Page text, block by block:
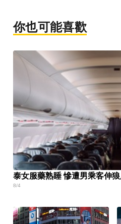
你也可能喜歡
泰女服藥熟睡 慘遭男乘客伸
8/4